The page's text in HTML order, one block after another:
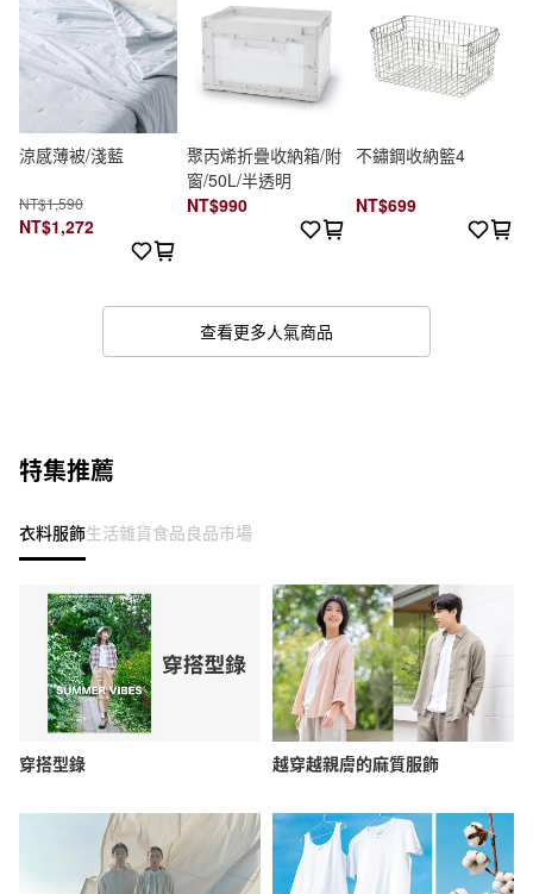
涼感薄被/淺藍
NT$1,590
NT$1,272
聚丙烯折疊收納箱/附
窗/50L/半透明
NT$990
不鏽鋼收納籃4
NT$699
查看更多人氣商品
特集推薦
衣料服飾生活雜貨食品良品市場
穿搭型錄 越穿越親膚的麻質服飾